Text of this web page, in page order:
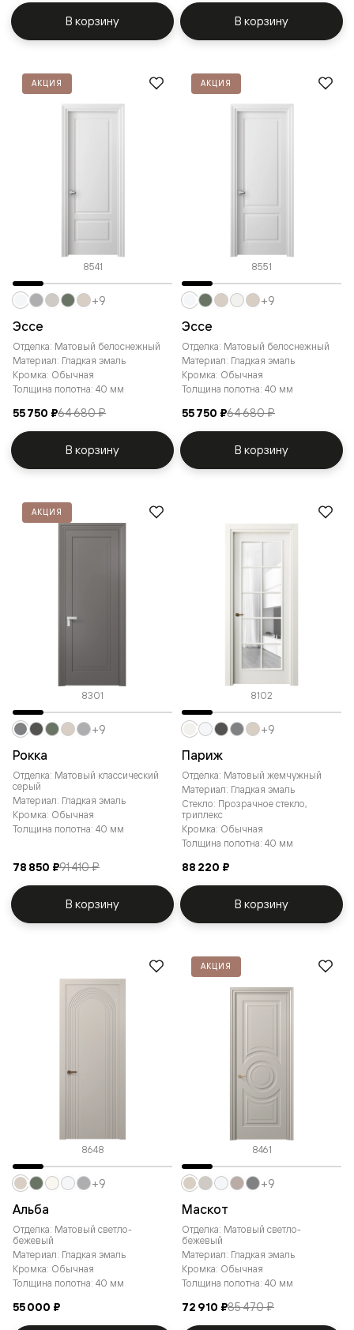
В корзину В корзину
АКЦИЯ
8541
Эссе
Отделка: Матовый белоснежный
Материал: Гладкая эмаль
Кромка: Обычная
Толщина полотна: 40 мм
55 750 ₽64 680 ₽
+9
В корзину
АКЦИЯ
8551
Эссе
Отделка: Матовый белоснежный
Материал: Гладкая эмаль
Кромка: Обычная
Толщина полотна: 40 мм
55 750 ₽64 680 ₽
+9
В корзину
АКЦИЯ
8301
Рокка
Отделка: Матовый классический
серый
Материал: Гладкая эмаль
Кромка: Обычная
Толщина полотна: 40 мм
78 850 ₽91 410 ₽
+9
В корзину
8102
Париж
Отделка: Матовый жемчужный
Материал: Гладкая эмаль
Стекло: Прозрачное стекло,
триплекс
Кромка: Обычная
Толщина полотна: 40 мм
88 220 ₽
+9
В корзину
8648
Альба
Отделка: Матовый светло-
бежевый
Материал: Гладкая эмаль
Кромка: Обычная
Толщина полотна: 40 мм
55 000 ₽
+9
АКЦИЯ
8461
Маскот
Отделка: Матовый светло-
бежевый
Материал: Гладкая эмаль
Кромка: Обычная
Толщина полотна: 40 мм
72 910 ₽85 470 ₽
+9